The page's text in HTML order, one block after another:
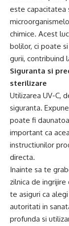
este capacitatea
chimice. Acest
bolilor, ci poate
gurii, contribuind
Siguranta si
sterilizare
Utilizarea UV-C,
siguranta.
poate fi
important ca
instructiunilor
directa.
Inainte sa te
zilnica de
te asiguri ca
autoritati in
profunda si